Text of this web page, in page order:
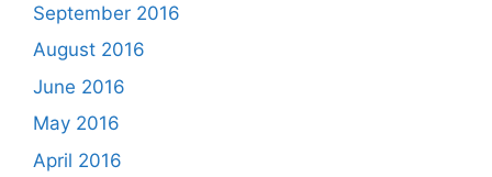
September 2016
August 2016
June 2016
May 2016
April 2016